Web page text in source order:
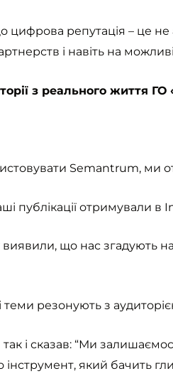
цифрова репутація – це
і навіть на
з реального життя ГО
Semantrum, ми
публікації отримували
що нас згадують
теми резонують з
так і сказав: “Ми
який бачить